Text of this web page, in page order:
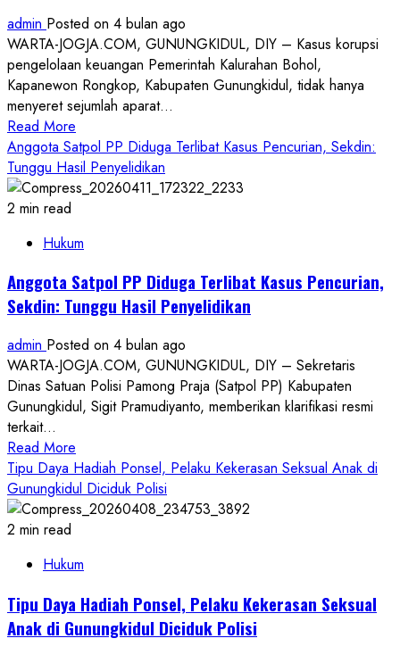
DPRD
DIY
admin Posted on 4 bulan ago
WARTA-JOGJA.COM, GUNUNGKIDUL, DIY – Kasus korupsi
pengelolaan keuangan Pemerintah Kalurahan Bohol,
Kapanewon Rongkop, Kabupaten Gunungkidul, tidak hanya
menyeret sejumlah aparat...
Read More
more
about
Dampak
Kalurahan,
Bohol
Minta
Intervensi
Anggota Satpol PP Diduga Terlibat Kasus Pencurian, Sekdin:
Tunggu Hasil Penyelidikan
2 min read
Hukum
Anggota Satpol PP Diduga Terlibat Kasus Pencurian,
Sekdin: Tunggu Hasil Penyelidikan
admin Posted on 4 bulan ago
WARTA-JOGJA.COM, GUNUNGKIDUL, DIY – Sekretaris
Dinas Satuan Polisi Pamong Praja (Satpol PP) Kabupaten
Gunungkidul, Sigit Pramudiyanto, memberikan klarifikasi resmi
terkait...
Read More
more
about
Anggota
Diduga
Kasus
Pencurian,
Tipu Daya Hadiah Ponsel, Pelaku Kekerasan Seksual Anak di
Gunungkidul Diciduk Polisi
2 min read
Hukum
Tipu Daya Hadiah Ponsel, Pelaku Kekerasan Seksual
Anak di Gunungkidul Diciduk Polisi